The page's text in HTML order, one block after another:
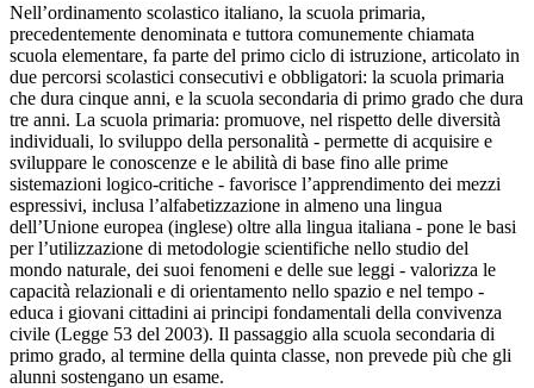
Nell’ordinamento scolastico italiano, la scuola primaria,
precedentemente denominata e tuttora comunemente chiamata
scuola elementare, fa parte del primo ciclo di istruzione, articolato in
due percorsi scolastici consecutivi e obbligatori: la scuola primaria
che dura cinque anni, e la scuola secondaria di primo grado che dura
tre anni. La scuola primaria: promuove, nel rispetto delle diversità
individuali, lo sviluppo della personalità - permette di acquisire e
sviluppare le conoscenze e le abilità di base fino alle prime
sistemazioni logico-critiche - favorisce l’apprendimento dei mezzi
espressivi, inclusa l’alfabetizzazione in almeno una lingua
dell’Unione europea (inglese) oltre alla lingua italiana - pone le basi
per l’utilizzazione di metodologie scientifiche nello studio del
mondo naturale, dei suoi fenomeni e delle sue leggi - valorizza le
capacità relazionali e di orientamento nello spazio e nel tempo -
educa i giovani cittadini ai principi fondamentali della convivenza
civile (Legge 53 del 2003). Il passaggio alla scuola secondaria di
primo grado, al termine della quinta classe, non prevede più che gli
alunni sostengano un esame.